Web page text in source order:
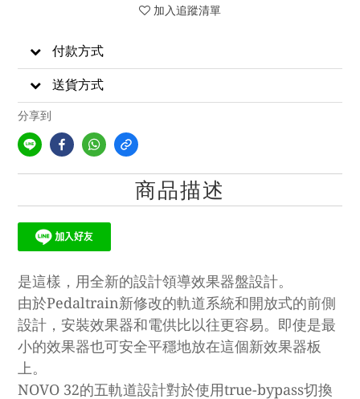
加入追蹤清單
付款方式
送貨方式
分享到
商品描述
是這樣，用全新的設計領導效果器盤設計。
由於Pedaltrain新修改的軌道系統和開放式的前側
設計，安裝效果器和電供比以往更容易。即使是最
小的效果器也可安全平穩地放在這個新效果器板
上。
NOVO 32的五軌道設計對於使用true-bypass切換